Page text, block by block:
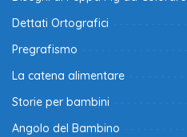
Dettati Ortografici
Pregrafismo
La catena alimentare
Storie per bambini
Angolo del Bambino